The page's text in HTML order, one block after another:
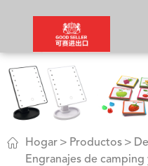
 Hogar Productos
Engranajes de